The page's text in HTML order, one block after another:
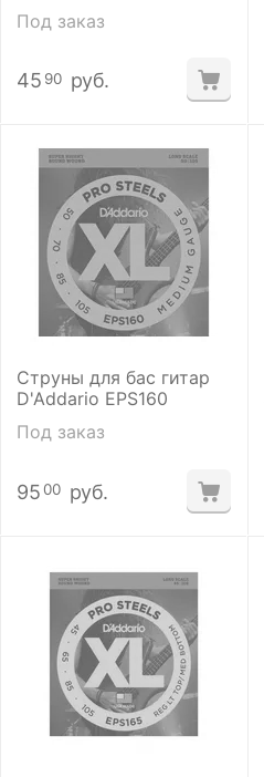
Под заказ
45 90 руб.
Струны для бас гитар
D'Addario EPS160
Под заказ
95 00 руб.